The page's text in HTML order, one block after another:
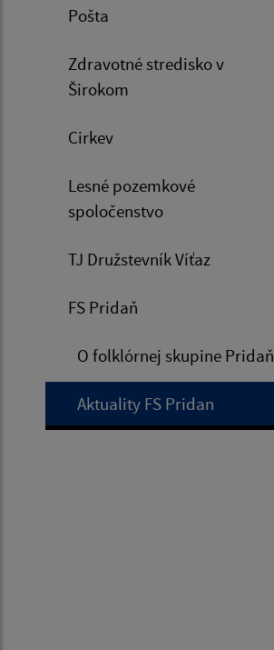
Pošta
Zdravotné stredisko v
Širokom
Cirkev
Lesné pozemkové
spoločenstvo
TJ Družstevník Víťaz
FS Pridaň
O folklórnej skupine Pridaň
Aktuality FS Pridan